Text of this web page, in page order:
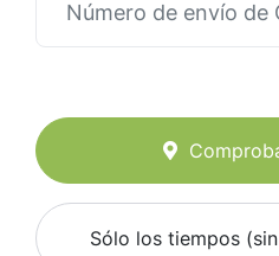
Sólo los tiempos